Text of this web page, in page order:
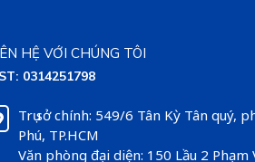
HỆ VỚI CHÚNG TÔI
0314251798
Trụ sở chính: 549/6 Tân Kỳ Tân quý,
Phú, TP.HCM
Văn phòng đại diện: 150 Lầu 2 Phạm